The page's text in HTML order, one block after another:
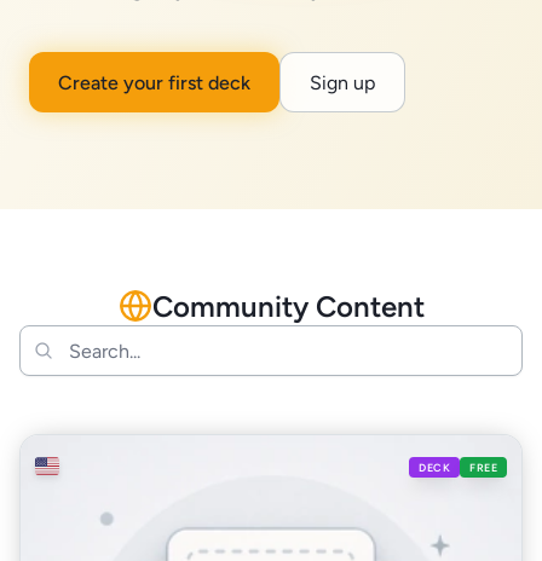
Create your first deck Sign up
Community Content
🇺🇸 DECK FREE